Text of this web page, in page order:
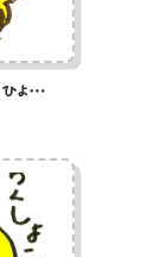
鏡モチを頭に乗せたひよこ（GIFアニメ）のイラスト